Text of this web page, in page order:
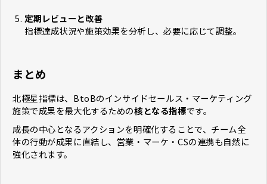
定期レビューと改善
指標達成状況や施策効果を分析し、必要に応じて調整。
まとめ
北極星指標は、BtoBのインサイドセールス・マーケティング
施策で成果を最大化するための核となる指標です。
成長の中心となるアクションを明確化することで、チーム全
体の行動が成果に直結し、営業・マーケ・CSの連携も自然に
強化されます。